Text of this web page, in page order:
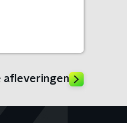
afleveringen